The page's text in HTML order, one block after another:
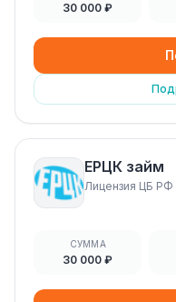
30 000 ₽
ЕРЦК займ
Лицензия ЦБ РФ
СУММА
30 000 ₽